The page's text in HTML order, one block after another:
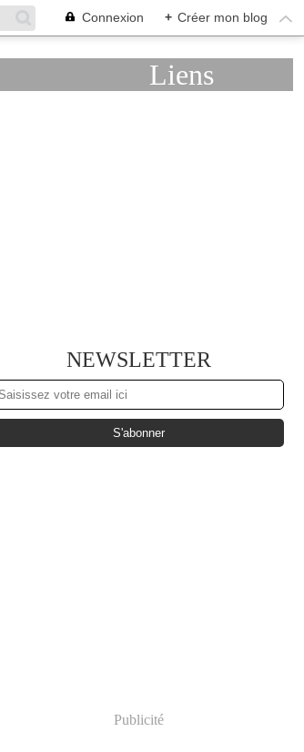
Connexion + Créer mon blog
Liens
NEWSLETTER
Publicité